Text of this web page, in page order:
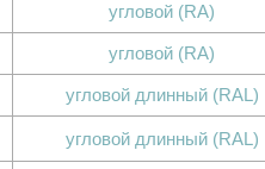
угловой (RA)
угловой (RA)
угловой длинный (RAL)
угловой длинный (RAL)